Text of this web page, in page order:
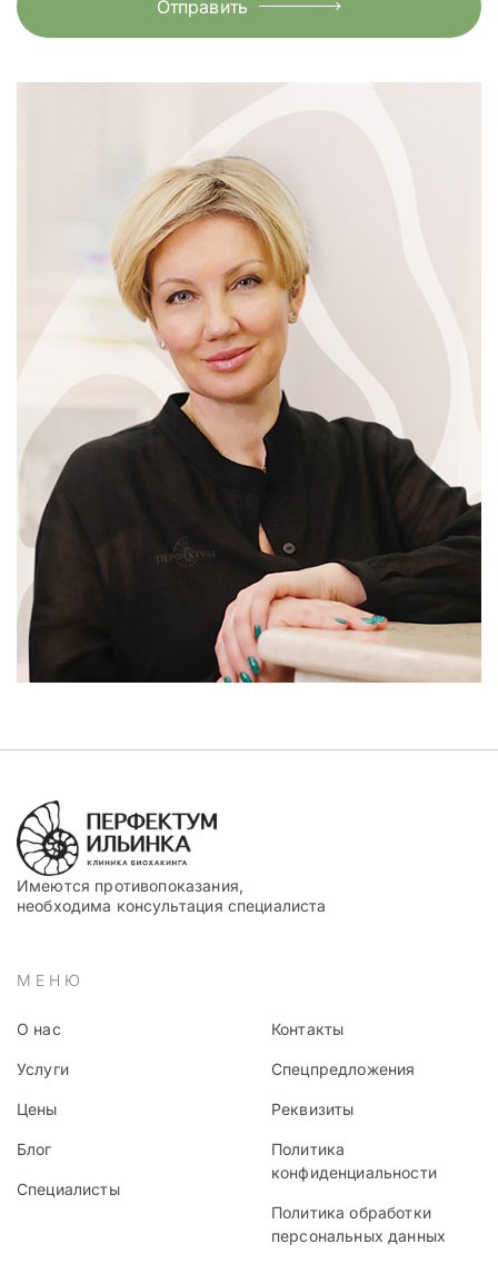
Отправить
Имеются противопоказания,
необходима консультация специалиста
МЕНЮ
О нас
Услуги
Цены
Блог
Специалисты
Контакты
Спецпредложения
Реквизиты
Политика
конфиденциальности
Политика обработки
персональных данных